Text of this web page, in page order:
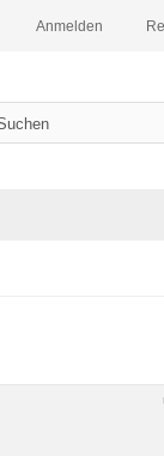
Anmelden